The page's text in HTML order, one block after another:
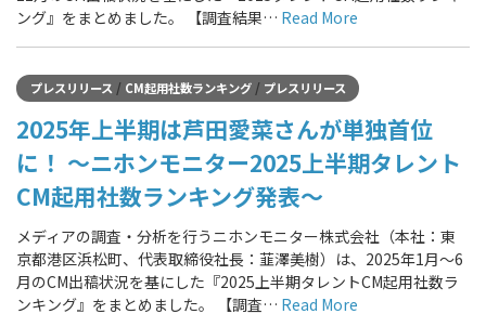
ング』をまとめました。 【調査結果… Read More
プレスリリース/ CM起用社数ランキング/ プレスリリース
2025年上半期は芦田愛菜さんが単独首位
に！ ～ニホンモニター2025上半期タレント
CM起用社数ランキング発表～
メディアの調査・分析を行うニホンモニター株式会社（本社：東
京都港区浜松町、代表取締役社長：韮澤美樹）は、2025年1月～6
月のCM出稿状況を基にした『2025上半期タレントCM起用社数ラ
ンキング』をまとめました。 【調査… Read More